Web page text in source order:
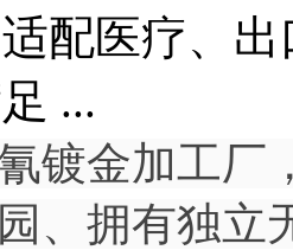
配医疗、
...
镀金加工厂
、拥有独立